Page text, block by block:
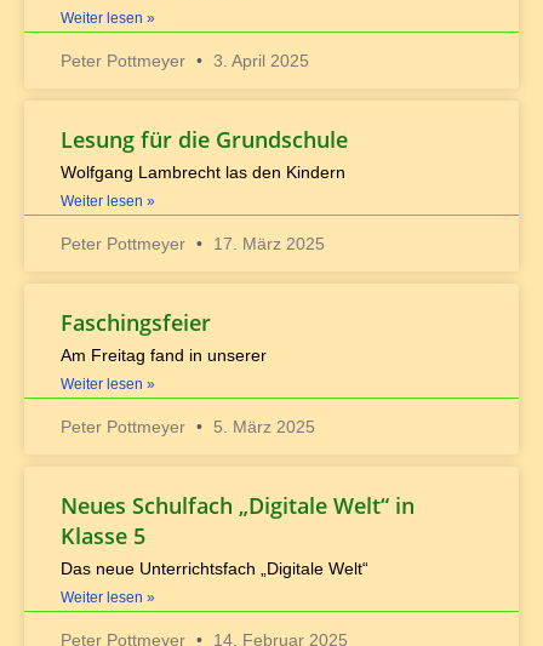
Weiter lesen »
Peter Pottmeyer 3. April 2025
Lesung für die Grundschule
Wolfgang Lambrecht las den Kindern
Weiter lesen »
Peter Pottmeyer 17. März 2025
Faschingsfeier
Am Freitag fand in unserer
Weiter lesen »
Peter Pottmeyer 5. März 2025
Neues Schulfach „Digitale Welt“ in
Klasse 5
Das neue Unterrichtsfach „Digitale Welt“
Weiter lesen »
Peter Pottmeyer 14. Februar 2025